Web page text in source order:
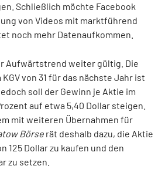
Schließlich möchte Facebook
von Videos mit marktführend
noch mehr Datenaufkommen.
Aufwärtstrend weiter gültig. Die
von 31 für das nächste Jahr ist
soll der Gewinn je Aktie im
auf etwa 5,40 Dollar steigen.
mit weiteren Übernahmen für
Börse rät deshalb dazu, die Aktie
125 Dollar zu kaufen und den
zu setzen.